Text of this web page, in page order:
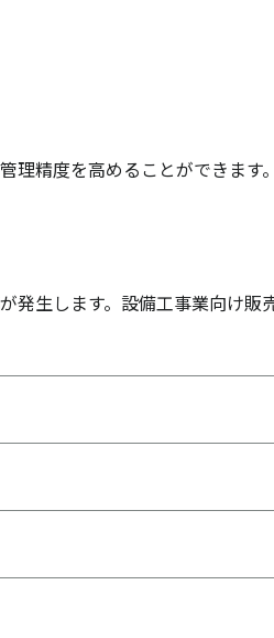
精度を高めることができます。
発生します。設備工事業向け販